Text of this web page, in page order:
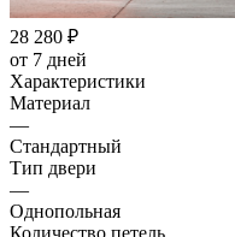
28 280 ₽
от 7 дней
Характеристики
Материал
—
Стандартный
Тип двери
—
Однопольная
Количество петель